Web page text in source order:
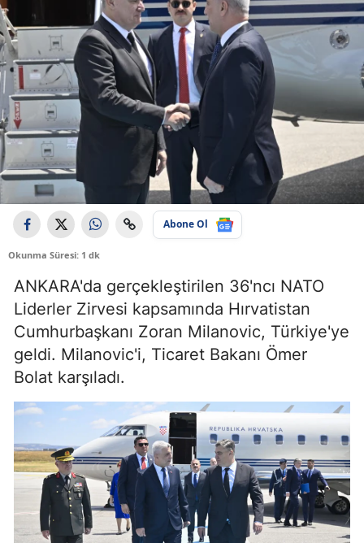
Abone Ol
Okunma Süresi: 1 dk
ANKARA'da gerçekleştirilen 36'ncı NATO
Liderler Zirvesi kapsamında Hırvatistan
Cumhurbaşkanı Zoran Milanovic, Türkiye'ye
geldi. Milanovic'i, Ticaret Bakanı Ömer
Bolat karşıladı.